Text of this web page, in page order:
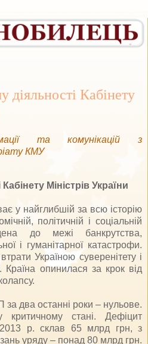
діяльності Кабінету
та комунікацій з
КМУ
Міністрів України
у найглибшій за всю історію
політичній і соціальній
до межі банкрутства,
і гуманітарної катастрофи.
Україною суверенітету і
Країна опинилася за крок від
два останні роки – нульове.
стані. Дефіцит
р. склав 65 млрд грн, з
уряду – понад 80 млрд грн.